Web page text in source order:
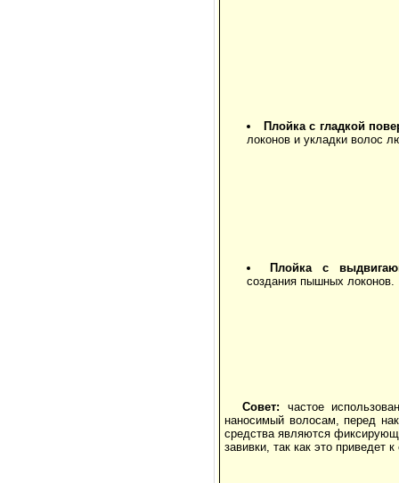
Плойка с гладкой
локонов и укладки волос
Плойка с
создания пышных локонов.
Совет: частое
наносимый волосам, перед
средства являются
завивки, так как это приведет